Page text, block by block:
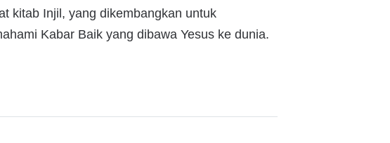
kitab Injil, yang dikembangkan untuk
Kabar Baik yang dibawa Yesus ke dunia.